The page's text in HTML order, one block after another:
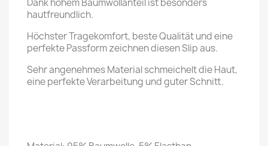
Dank hohem Baumwollanteil ist besonders
hautfreundlich.
Höchster Tragekomfort, beste Qualität und eine
perfekte Passform zeichnen diesen Slip aus.
Sehr angenehmes Material schmeichelt die Haut,
eine perfekte Verarbeitung und guter Schnitt.